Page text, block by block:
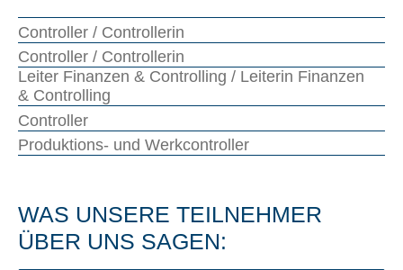
Con­trol­ler / Con­trol­lerin
Con­trol­ler / Con­trol­lerin
Lei­ter Finan­zen & Con­trol­ling / Lei­te­rin Finan­zen
& Con­trol­ling
Con­trol­ler
Pro­duk­ti­ons- und Werk­con­trol­ler
WAS UNSE­RE TEIL­NEH­MER
ÜBER UNS SAGEN: